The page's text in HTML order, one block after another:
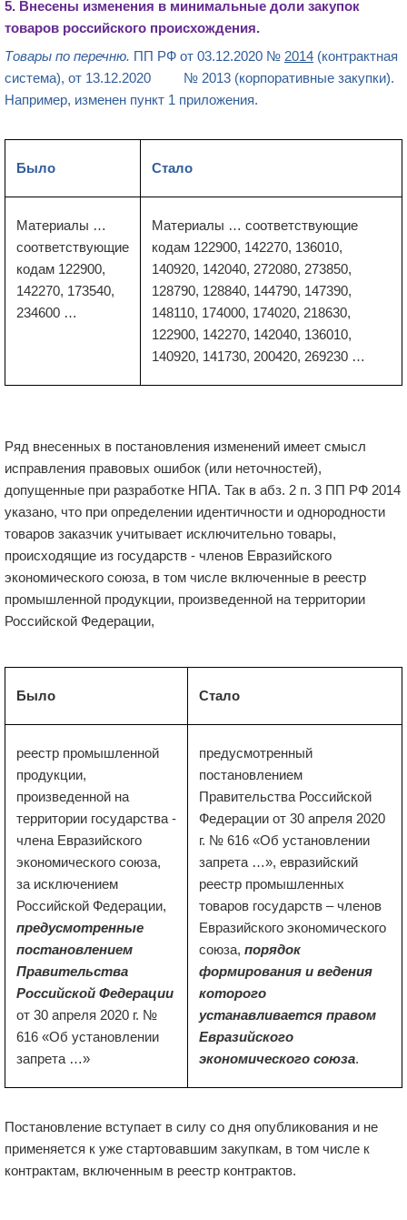
5. Внесены изменения в минимальные доли закупок
товаров российского происхождения.
Товары по перечню. ПП РФ от 03.12.2020 № 2014 (контрактная
система), от 13.12.2020 № 2013 (корпоративные закупки).
Например, изменен пункт 1 приложения.
Было Стало
Материалы …
соответствующие
кодам 122900,
142270, 173540,
234600 …
Материалы … соответствующие
кодам 122900, 142270, 136010,
140920, 142040, 272080, 273850,
128790, 128840, 144790, 147390,
148110, 174000, 174020, 218630,
122900, 142270, 142040, 136010,
140920, 141730, 200420, 269230 …
Ряд внесенных в постановления изменений имеет смысл
исправления правовых ошибок (или неточностей),
допущенные при разработке НПА. Так в абз. 2 п. 3 ПП РФ 2014
указано, что при определении идентичности и однородности
товаров заказчик учитывает исключительно товары,
происходящие из государств - членов Евразийского
экономического союза, в том числе включенные в реестр
промышленной продукции, произведенной на территории
Российской Федерации,
Было Стало
реестр промышленной
продукции,
произведенной на
территории государства -
члена Евразийского
экономического союза,
за исключением
Российской Федерации,
предусмотренные
постановлением
Правительства
Российской Федерации
от 30 апреля 2020 г. №
616 «Об установлении
запрета …»
предусмотренный
постановлением
Правительства Российской
Федерации от 30 апреля 2020
г. № 616 «Об установлении
запрета …», евразийский
реестр промышленных
товаров государств – членов
Евразийского экономического
союза, порядок
формирования и ведения
которого
устанавливается правом
Евразийского
экономического союза.
Постановление вступает в силу со дня опубликования и не
применяется к уже стартовавшим закупкам, в том числе к
контрактам, включенным в реестр контрактов.